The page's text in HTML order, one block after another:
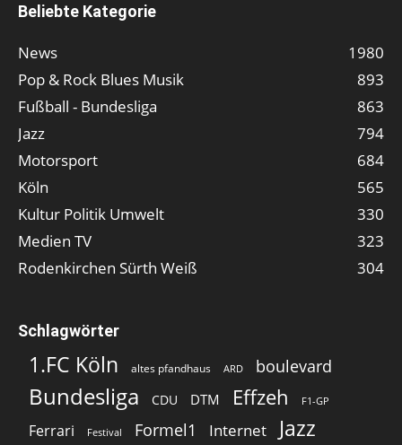
Beliebte Kategorie
News
1980
Pop & Rock Blues Musik
893
Fußball - Bundesliga
863
Jazz
794
Motorsport
684
Köln
565
Kultur Politik Umwelt
330
Medien TV
323
Rodenkirchen Sürth Weiß
304
Schlagwörter
1.FC Köln altes pfandhaus ARD boulevard
Bundesliga CDU DTM Effzeh F1-GP
Ferrari Festival Formel1 Internet Jazz